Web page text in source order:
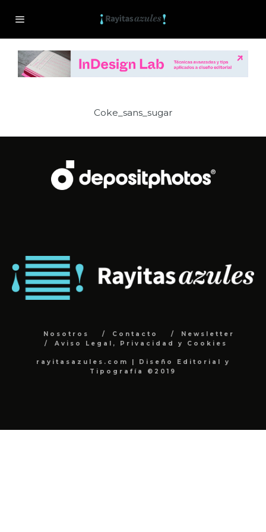
Coke_sans_sugar
Nosotros Contacto
Newsletter
Aviso Legal, Privacidad y Cookies
rayitasazules.com | Diseño Editorial y
Tipografía ©2019